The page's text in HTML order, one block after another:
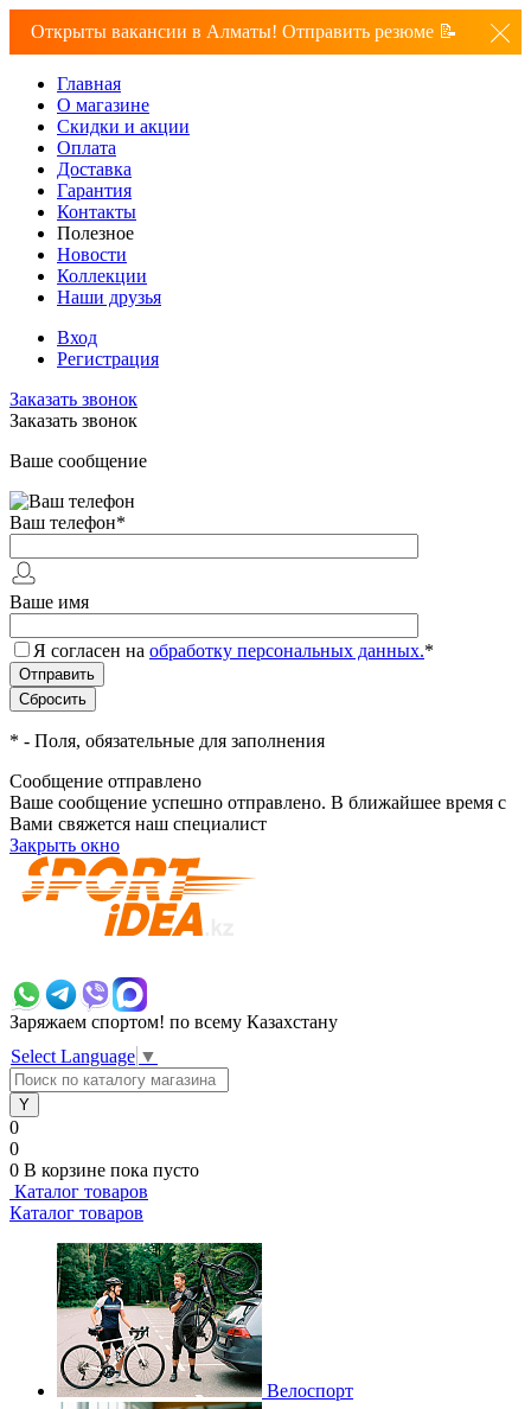
Открыты вакансии в Алматы! Отправить резюме 📝
Главная
О магазине
Скидки и акции
Оплата
Доставка
Гарантия
Контакты
Полезное
Новости
Коллекции
Наши друзья
Вход
Регистрация
Заказать звонок
Заказать звонок
Ваше сообщение
Ваш телефон*
Ваше имя
Я согласен на обработку персональных данных.*
* - Поля, обязательные для заполнения
Сообщение отправлено
Ваше сообщение успешно отправлено. В ближайшее время с
Вами свяжется наш специалист
Закрыть окно
Заряжаем спортом! по всему Казахстану
Select Language ▼
0
0
0 В корзине пока пусто
Каталог товаров
Каталог товаров
Велоспорт